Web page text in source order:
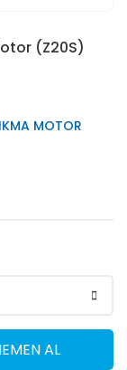
(Z20S)
MOTOR
AL